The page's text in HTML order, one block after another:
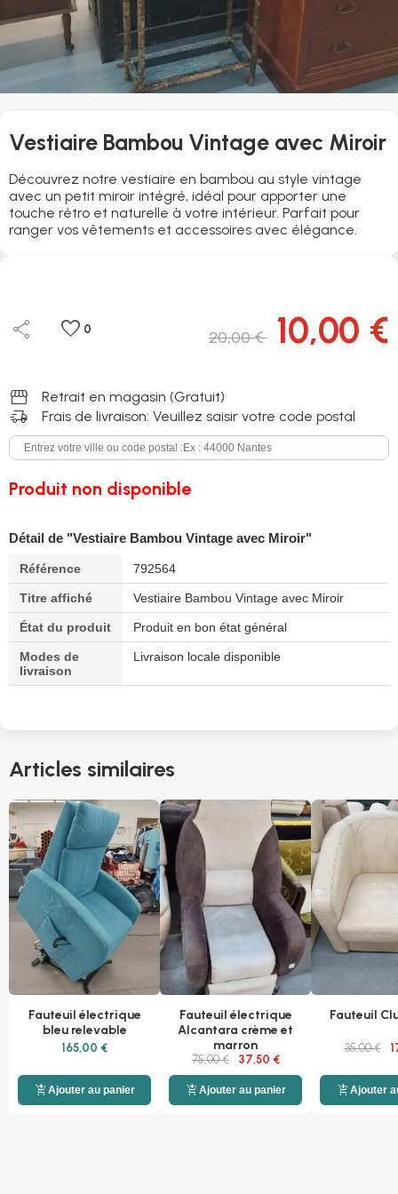
Vestiaire Bambou Vintage avec Miroir
Découvrez notre vestiaire en bambou au style vintage
avec un petit miroir intégré, idéal pour apporter une
touche rétro et naturelle à votre intérieur. Parfait pour
ranger vos vêtements et accessoires avec élégance.
share favorite 0 20,00 € 10,00 €
storefront Retrait en magasin (Gratuit)
delivery_truck_speed Frais de livraison: Veuillez saisir votre code postal
Produit non disponible
Détail de "Vestiaire Bambou Vintage avec Miroir"
Référence 792564
Titre affiché Vestiaire Bambou Vintage avec Miroir
État du produit Produit en bon état général
Modes de
livraison
Livraison locale disponible
Articles similaires
Fauteuil électrique
bleu relevable
165,00 €
add_shopping_cartAjouter au panier
Fauteuil électrique
Alcantara crème et
marron
75,00 € 37,50 €
add_shopping_cartAjouter au panier
Fauteuil
35,00 €
add_shopping_cartAjouter